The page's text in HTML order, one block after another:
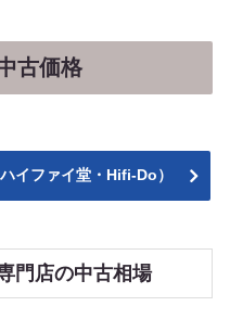
古価格
イファイ堂・Hifi-Do）
門店の中古相場